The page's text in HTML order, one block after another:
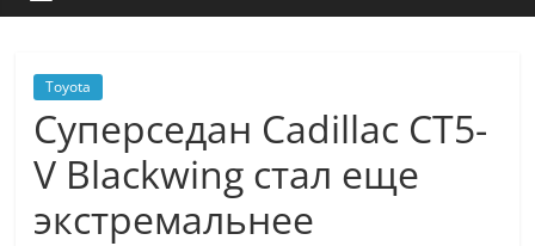
Toyota
Суперседан Cadillac CT5-
V Blackwing стал еще
экстремальнее